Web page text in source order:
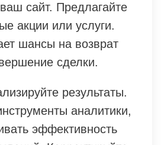
сайт. Предлагайте
акции или услуги.
шансы на возврат
сделки.
результаты.
аналитики,
эффективность